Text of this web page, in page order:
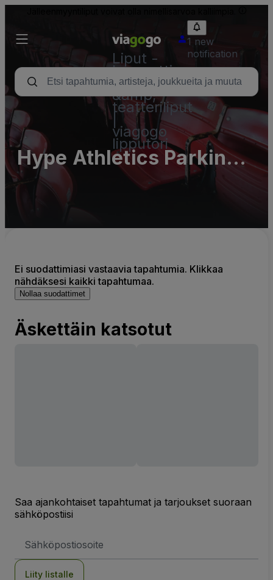
Liput -
konsertti,
urheilu
&amp;
teatteriliput
viagogo
lipputori
1 new
notification
Hype Athletics Parking
Lots (InActive)
Ei suodattimiasi vastaavia tapahtumia. Klikkaa
nähdäksesi kaikki tapahtumaa.
Nollaa suodattimet
Äskettäin katsotut
Saa ajankohtaiset tapahtumat ja tarjoukset suoraan
sähköpostiisi
Liity listalle